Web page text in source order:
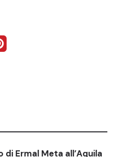
Ermal Meta all’Aquila